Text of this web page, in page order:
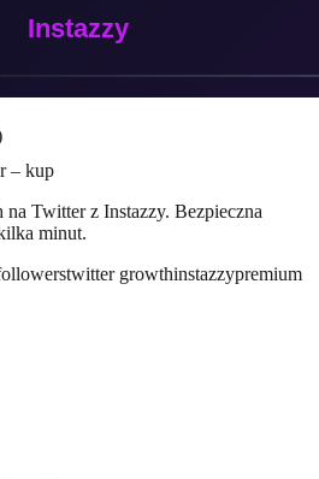
– kup
Twitter z Instazzy. Bezpieczna
minut.
twitter growthinstazzypremium